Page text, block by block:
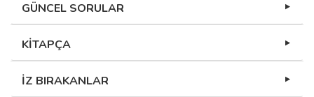
GÜNCEL SORULAR
KİTAPÇA
İZ BIRAKANLAR